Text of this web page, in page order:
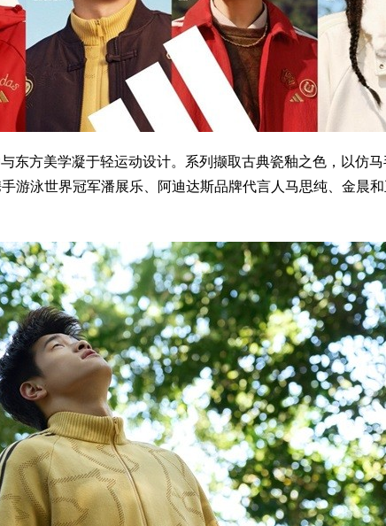
东方美学凝于轻运动设计。系列撷取古典瓷釉之色，以仿
游泳世界冠军潘展乐、阿迪达斯品牌代言人马思纯、金晨